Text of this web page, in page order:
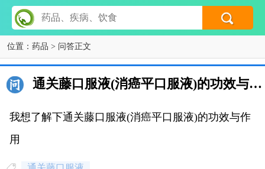
位置： 药品 > 问答正文
通关藤口服液(消癌平口服液)的功效与作用
我想了解下通关藤口服液(消癌平口服液)的功效与作
用